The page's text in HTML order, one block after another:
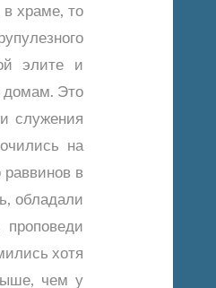
храме, то
элите и
домам. Это
служения
на
в
обладали
хотя
чем у